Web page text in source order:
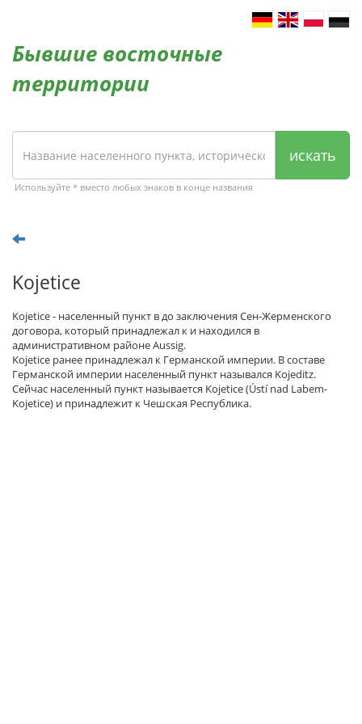
Бывшие восточные
территории
искать
Используйте * вместо любых знаков в конце названия
Kojetice
Kojetice - населенный пункт в до заключения Сен-Жерменского
договора, который принадлежал к и находился в
административном районе Aussig.
Kojetice ранее принадлежал к Германской империи. В составе
Германской империи населенный пункт назывался Kojeditz.
Сейчас населенный пункт называется Kojetice (Ústí nad Labem-
Kojetice) и принадлежит к Чешская Республика.